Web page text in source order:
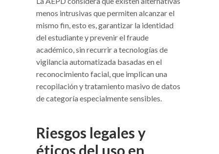
menos intrusivas que permiten alcanzar el
mismo fin, esto es, garantizar la identidad
del estudiante y prevenir el fraude
académico, sin recurrir a tecnologías de
vigilancia automatizada basadas en el
reconocimiento facial, que implican una
recopilación y tratamiento masivo de datos
de categoría especialmente sensibles.
Riesgos legales y
éticos del uso en